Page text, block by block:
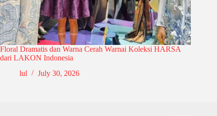
Floral Dramatis dan Warna Cerah Warnai Koleksi HARSA
dari LAKON Indonesia
lul
July 30, 2026